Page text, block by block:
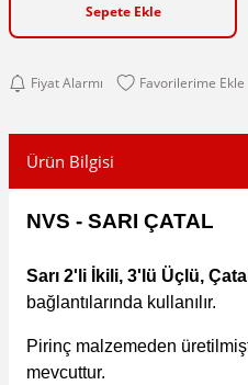
Sepete Ekle
Fiyat Alarmı
Ürün Bilgisi
NVS - SARI ÇATAL
Sarı 2'li İkili, 3'lü Üçlü,
bağlantılarında kullanılır.
Pirinç malzemeden
mevcuttur.